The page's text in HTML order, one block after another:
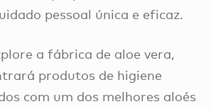
pessoal única e eficaz.
a fábrica de aloe vera,
produtos de higiene
com um dos melhores aloés